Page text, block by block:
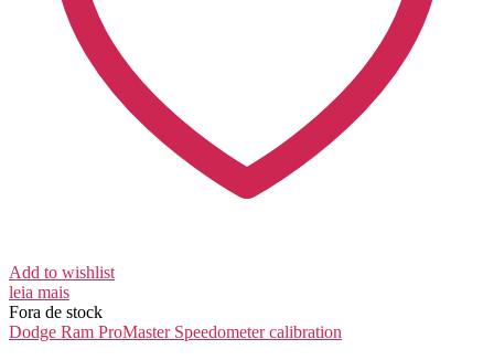
Add to wishlist
leia mais
Fora de stock
Dodge Ram ProMaster Speedometer calibration